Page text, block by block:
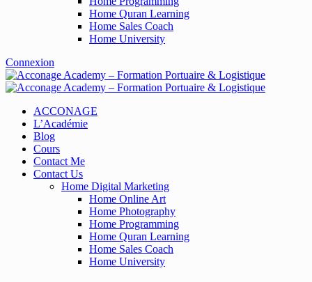
Home Quran Learning
Home Sales Coach
Home University
Connexion
ACCONAGE
L’Académie
Blog
Cours
Contact Me
Contact Us
Home Digital Marketing
Home Online Art
Home Photography
Home Programming
Home Quran Learning
Home Sales Coach
Home University